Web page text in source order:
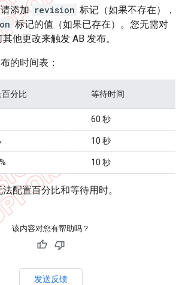
请添加 revision 标记（如果不存在），
标记的值（如果已存在）。您无需对
他更改来触发 AB 发布。
的时间表：
分比 等待时间
60 秒
10 秒
10 秒
配置百分比和等待用时。
该内容对您有帮助吗？
发送反馈